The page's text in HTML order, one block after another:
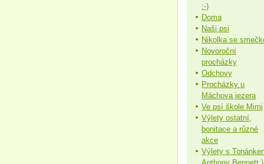
:-)
Doma
Naši psi
Nikolka se
Novoroční
procházky
Odchovy
Procházky u
Máchova jezera
Ve psí škole Mimi
Výlety ostatní,
bonitace a různé
akce
Výlety s